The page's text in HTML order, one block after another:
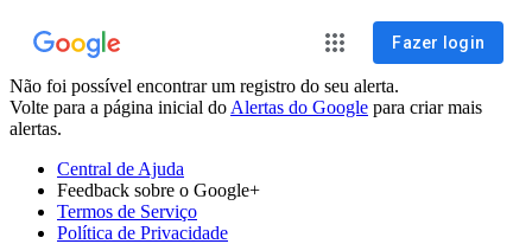
Fazer login
Não foi possível encontrar um registro do seu alerta.
Volte para a página inicial do Alertas do Google para criar mais
alertas.
Central de Ajuda
Feedback sobre o Google+
Termos de Serviço
Política de Privacidade